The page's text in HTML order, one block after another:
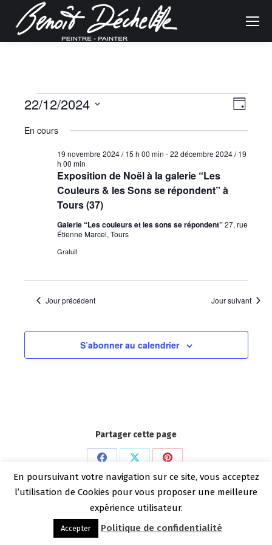
Évènements
for
décembre
2024
par
de
vues
Jour
22/12/2024
une
En cours
Exposition de Noël à la galerie “Les
Couleurs & les Sons se répondent” à
Tours (37)
19 novembre 2024 / 15 h 00 min -22 décembre 2024 / 19
h 00 min
Galerie “Les couleurs et les sons se répondent”27, rue
Étienne Marcel, Tours
Gratuit
Jour précédent Jour suivant
S’abonner au calendrier
Partager cette page
Partager
sur
Facebook
Partager
sur
Partager
sur
Copyright Benoit Dechelle 2026
Menu bas
En poursuivant votre navigation sur ce site, vous acceptez
l’utilisation de Cookies pour vous proposer une meilleure
expérience utilisateur.
Accepter Politique de confidentialité